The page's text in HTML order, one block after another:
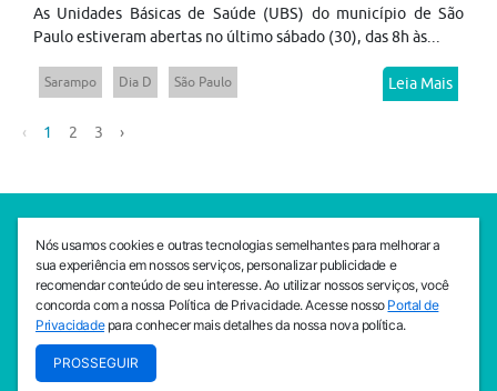
As Unidades Básicas de Saúde (UBS) do município de São
Paulo estiveram abertas no último sábado (30), das 8h às...
Sarampo Dia D São Paulo Leia Mais
‹ 1 2 3 ›
SEDE CEJAM
Av. da Liberdade, 765, Liberdade, São Paulo, 01503-001
(11) 3469 - 1818
INSTITUTO CEJAM
Av. da Liberdade, 765, Liberdade, São Paulo, 01503-001
Nós usamos cookies e outras tecnologias semelhantes para melhorar a
sua experiência em nossos serviços, personalizar publicidade e
recomendar conteúdo de seu interesse. Ao utilizar nossos serviços, você
concorda com a nossa Política de Privacidade. Acesse nosso Portal de
Privacidadepara conhecer mais detalhes da nossa nova política.
PROSSEGUIR